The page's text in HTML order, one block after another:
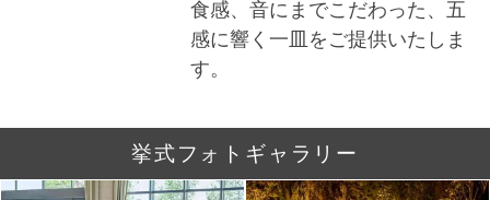
食感、音にまでこだわった、五
感に響く一皿をご提供いたしま
す。
挙式フォトギャラリー